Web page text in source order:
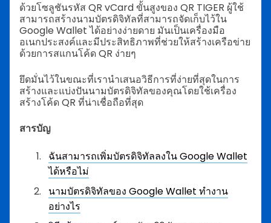
ด้วยโซลูชันรหัส QR vCard ขั้นสูงของ QR TIGER ผู้ใช้
สามารถสร้างนามบัตรดิจิทัลที่สามารถจัดเก็บไว้ใน
Google Wallet ได้อย่างง่ายดาย มันเป็นเครื่องมือ
อเนกประสงค์และมีประสิทธิภาพที่ช่วยให้สร้างเครือข่าย
ด้วยการสแกนโค้ด QR ง่ายๆ
ยึดมั่นไว้ในขณะที่เรานำเสนอวิธีการที่ง่ายที่สุดในการ
สร้างและแบ่งปันนามบัตรดิจิทัลของคุณโดยใช้เครื่อง
สร้างโค้ด QR ที่น่าเชื่อถือที่สุด
สารบัญ
ฉันสามารถเพิ่มบัตรดิจิทัลลงใน Google Wallet
ได้หรือไม่
นามบัตรดิจิทัลของ Google Wallet ทำงาน
อย่างไร